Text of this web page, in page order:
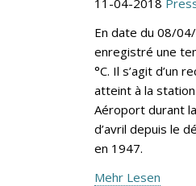
En date du 08/
enregistré une
°C. Il s’agit d’un
atteint à la
Aéroport durant
d’avril depuis le
en 1947.
Mehr Lesen